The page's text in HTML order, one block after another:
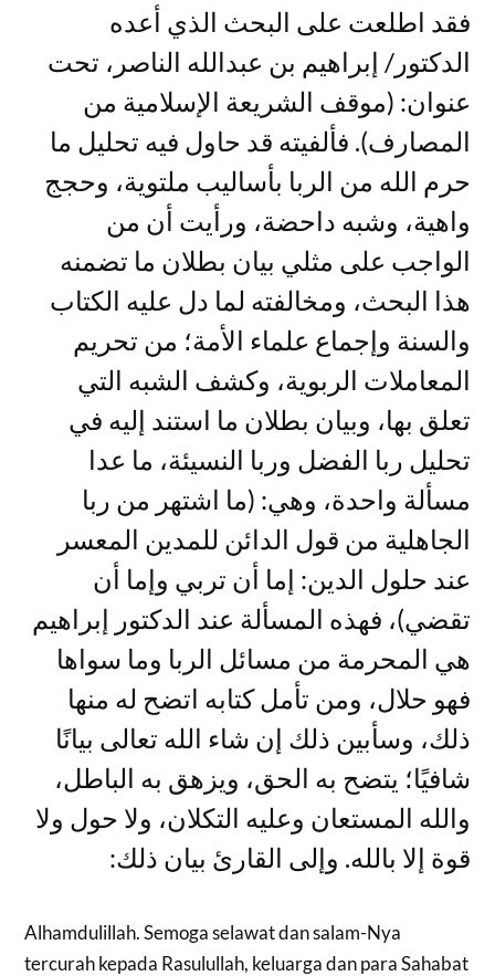
فقد اطلعت على البحث الذي أعده
الدكتور/ إبراهيم بن عبدالله الناصر، تحت
عنوان: (موقف الشريعة الإسلامية من
المصارف). فألفيته قد حاول فيه تحليل ما
حرم الله من الربا بأساليب ملتوية، وحجج
واهية، وشبه داحضة، ورأيت أن من
الواجب على مثلي بيان بطلان ما تضمنه
هذا البحث، ومخالفته لما دل عليه الكتاب
والسنة وإجماع علماء الأمة؛ من تحريم
المعاملات الربوية، وكشف الشبه التي
تعلق بها، وبيان بطلان ما استند إليه في
تحليل ربا الفضل وربا النسيئة، ما عدا
مسألة واحدة، وهي: (ما اشتهر من ربا
الجاهلية من قول الدائن للمدين المعسر
عند حلول الدين: إما أن تربي وإما أن
تقضي)، فهذه المسألة عند الدكتور إبراهيم
هي المحرمة من مسائل الربا وما سواها
فهو حلال، ومن تأمل كتابه اتضح له منها
ذلك، وسأبين ذلك إن شاء الله تعالى بيانًا
شافيًا؛ يتضح به الحق، ويزهق به الباطل،
والله المستعان وعليه التكلان، ولا حول ولا
قوة إلا بالله. وإلى القارئ بيان ذلك:
Alhamdulillah. Semoga selawat dan salam-Nya
tercurah kepada Rasulullah, keluarga dan para Sahabat